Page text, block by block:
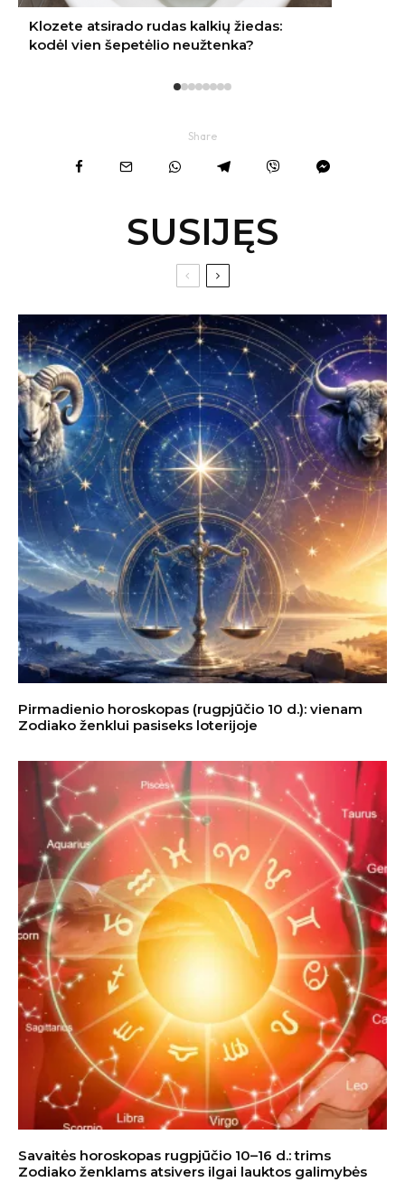
Share
SUSIJĘS
Pirmadienio horoskopas (rugpjūčio 10 d.): vienam
Zodiako ženklui pasiseks loterijoje
Savaitės horoskopas rugpjūčio 10–16 d.: trims
Zodiako ženklams atsivers ilgai lauktos galimybės